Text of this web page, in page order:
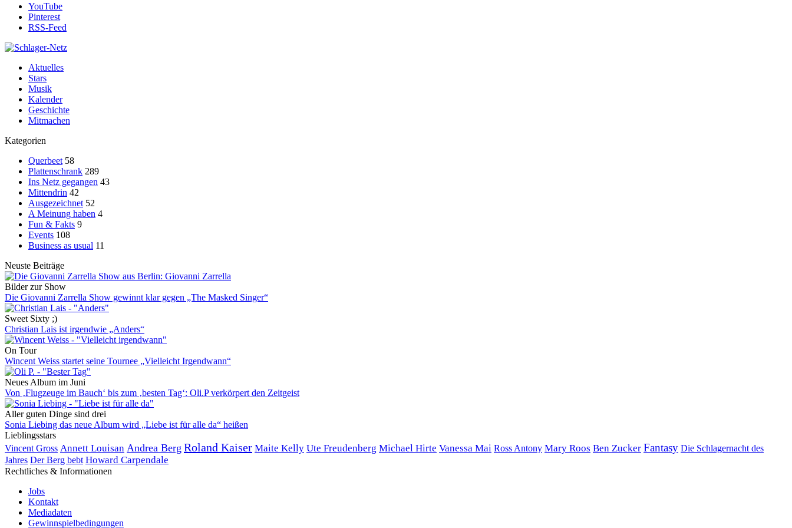
YouTube
Pinterest
RSS-Feed
Aktuelles
Stars
Musik
Kalender
Geschichte
Mitmachen
Kategorien
Querbeet 58
Plattenschrank 289
Ins Netz gegangen 43
Mittendrin 42
Ausgezeichnet 52
A Meinung haben 4
Fun & Fakts 9
Events 108
Business as usual 11
Neuste Beiträge
Bilder zur Show
Die Giovanni Zarrella Show gewinnt klar gegen „The Masked Singer“
Sweet Sixty ;)
Christian Lais ist irgendwie „Anders“
On Tour
Wincent Weiss startet seine Tournee „Vielleicht Irgendwann“
Neues Album im Juni
Von ‚Flugzeuge im Bauch‘ bis zum ‚besten Tag‘: Oli.P verkörpert den Zeitgeist
Aller guten Dinge sind drei
Sonia Liebing das neue Album wird „Liebe ist für alle da“ heißen
Lieblingsstars
Vincent Gross Annett Louisan Andrea Berg Roland Kaiser Maite Kelly Ute Freudenberg Michael Hirte Vanessa Mai Ross Antony Mary Roos Ben Zucker Fantasy Die Schlagernacht des
Jahres Der Berg bebt Howard Carpendale
Rechtliches & Informationen
Jobs
Kontakt
Mediadaten
Gewinnspielbedingungen